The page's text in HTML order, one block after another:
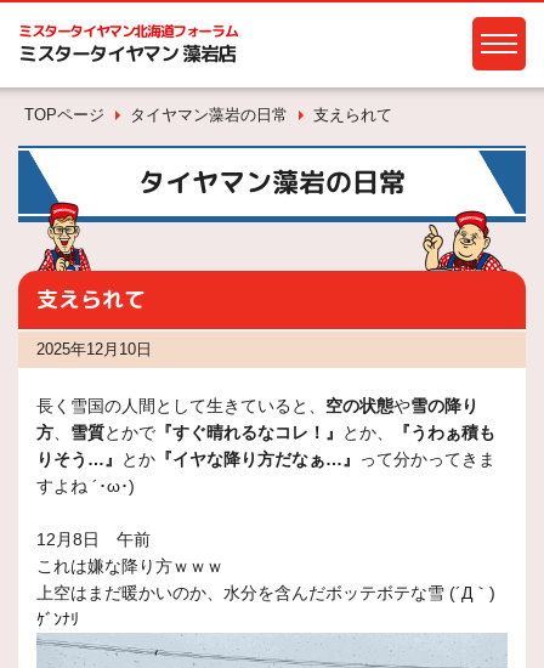
ミスタータイヤマン北海道フォーラム
ミスタータイヤマン 藻岩店
TOPページ タイヤマン藻岩の日常 支えられて
タイヤマン藻岩の日常
支えられて
2025年12月10日
長く雪国の人間として生きていると、 空の状態や雪の降り
方
雪質とかで 『すぐ晴れるなコレ！』 とか、
『うわぁ積も
りそう…』
とか 『イヤな降り方だなぁ…』
って分かってきま
すよね ´･ω･)
12月8日 午前
これは嫌な降り方ｗｗｗ
上空はまだ暖かいのか、水分を含んだボッテボテな雪 (´Д｀)
ｹﾞﾝﾅﾘ